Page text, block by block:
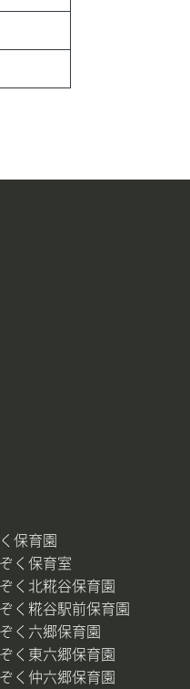
保育園
く保育室
く北糀谷保育園
く糀谷駅前保育園
く六郷保育園
く東六郷保育園
く仲六郷保育園